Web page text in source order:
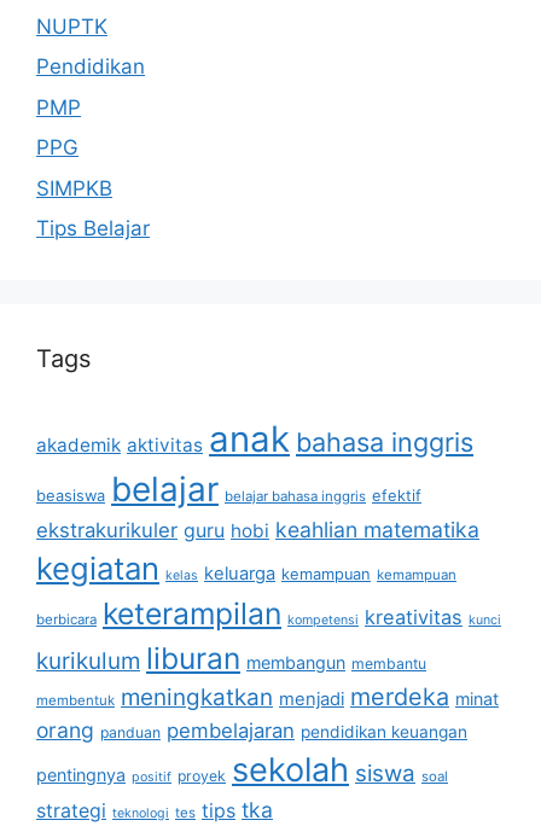
NUPTK
Pendidikan
PMP
PPG
SIMPKB
Tips Belajar
Tags
akademik aktivitas anak bahasa inggris
beasiswa belajar belajar bahasa inggris efektif
ekstrakurikuler guru hobi keahlian matematika
kegiatan kelas keluarga kemampuan kemampuan
berbicara keterampilan kompetensi kreativitas kunci
kurikulum liburan membangun membantu
membentuk meningkatkan menjadi merdeka minat
orang panduan pembelajaran pendidikan keuangan
pentingnya positif proyek sekolah siswa soal
strategi teknologi tes tips tka